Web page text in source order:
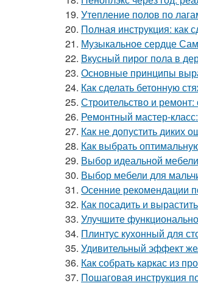
19. Утепление полов по
20. Полная инструкция: как
21. Музыкальное сердце
22. Вкусный пирог пола в
23. Основные принципы
24. Как сделать бетонную
25. Строительство и
26. Ремонтный мастер-
27. Как не допустить диких
28. Как выбрать
29. Выбор идеальной
30. Выбор мебели для
31. Осенние рекомендации
32. Как посадить и
33. Улучшите
34. Плинтус кухонный для
35. Удивительный эффект
36. Как собрать каркас из
37. Пошаговая инструкция